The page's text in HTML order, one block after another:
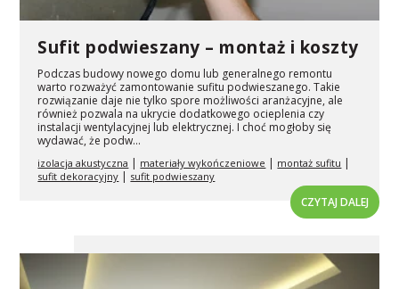
Sufit podwieszany – montaż i koszty
Podczas budowy nowego domu lub generalnego remontu
warto rozważyć zamontowanie sufitu podwieszanego. Takie
rozwiązanie daje nie tylko spore możliwości aranżacyjne, ale
również pozwala na ukrycie dodatkowego ocieplenia czy
instalacji wentylacyjnej lub elektrycznej. I choć mogłoby się
wydawać, że podw...
izolacja akustyczna | materiały wykończeniowe | montaż sufitu |
sufit dekoracyjny | sufit podwieszany
CZYTAJ DALEJ